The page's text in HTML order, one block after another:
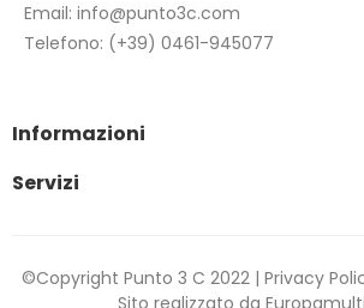
Email: info@punto3c.com
Telefono: (+39) 0461-945077
Informazioni
Servizi
©Copyright Punto 3 C 2022 | Privacy
Sito realizzato da